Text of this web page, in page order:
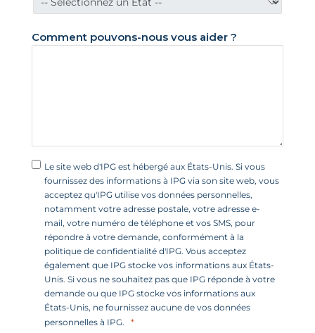
s
1
Comment pouvons-nous vous aider ?
Le site web d'IPG est hébergé aux États-Unis. Si vous
fournissez des informations à IPG via son site web, vous
acceptez qu'IPG utilise vos données personnelles,
notamment votre adresse postale, votre adresse e-
mail, votre numéro de téléphone et vos SMS, pour
répondre à votre demande, conformément à la
politique de confidentialité d'IPG. Vous acceptez
également que IPG stocke vos informations aux États-
Unis. Si vous ne souhaitez pas que IPG réponde à votre
demande ou que IPG stocke vos informations aux
États-Unis, ne fournissez aucune de vos données
personnelles à IPG.